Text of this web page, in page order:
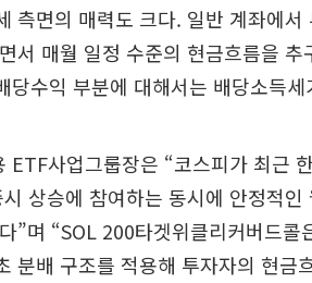
측면의 매력도 크다. 일반 계좌에
서 매월 일정 수준의 현금흐름을
당수익 부분에 대해서는 배당소득
ETF사업그룹장은 “코스피가 최근
상승에 참여하는 동시에 안정적
”며 “SOL 200타겟위클리커버드콜
분배 구조를 적용해 투자자의 현금